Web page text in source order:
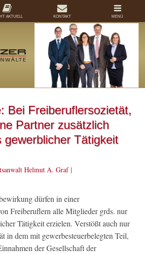
Bei Freiberuflersozietät,
Partner zusätzlich
gewerblicher Tätigkeit
Helmut A. Graf|
dürfen in einer
Freiberuflern alle Mitglieder grds. nur
Tätigkeit erzielen. Verstößt auch nur
in dem mit gewerbesteuerbelegten Teil,
der Gesellschaft der
AKTUELL KONTAKT MENÜ